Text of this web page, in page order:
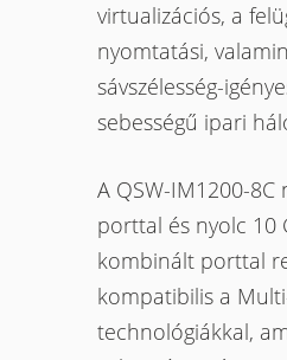
virtualizációs, a
nyomtatási,
sávszélesség-
sebességű ipari
A QSW-IM1200-8C
porttal és nyolc 10
kombinált porttal
kompatibilis a
technológiákkal,